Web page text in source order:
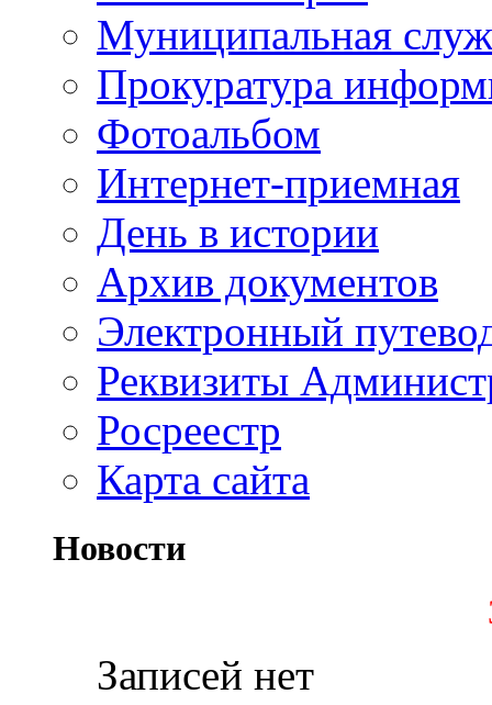
Муниципальная
Прокуратура
Фотоальбом
Интернет-приемная
День в истории
Архив документов
Электронный
Реквизиты
Росреестр
Карта сайта
Новости
Записей нет